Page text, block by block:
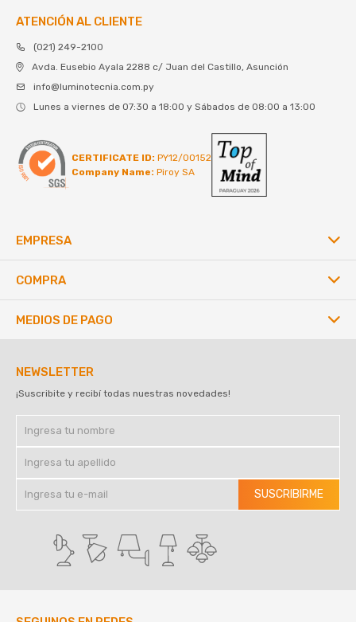
ATENCIÓN AL CLIENTE
(021) 249-2100
Avda. Eusebio Ayala 2288 c/ Juan del Castillo, Asunción
info@luminotecnia.com.py
Lunes a viernes de 07:30 a 18:00 y Sábados de 08:00 a 13:00
CERTIFICATE ID: PY12/00152
Company Name: Piroy SA
EMPRESA
COMPRA
NEWSLETTER
¡Suscribite y recibí todas nuestras novedades!
SUSCRIBIRME
MEDIOS DE PAGO